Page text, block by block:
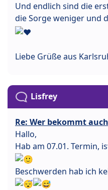
Und endlich sind die
die Sorge weniger und
Liebe Grüße aus
Lisfrey
Re: Wer bekommt
Hallo,
Hab am 07.01. Termin,
Beschwerden hab ich